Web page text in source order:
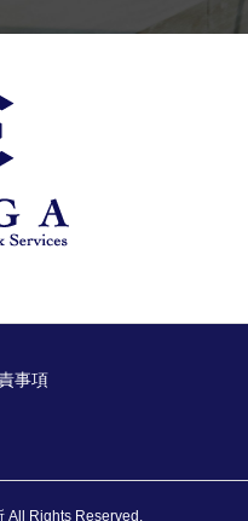
事項
All Rights Reserved.